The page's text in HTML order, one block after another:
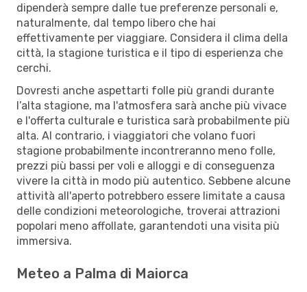
dipenderà sempre dalle tue preferenze personali e,
naturalmente, dal tempo libero che hai
effettivamente per viaggiare. Considera il clima della
città, la stagione turistica e il tipo di esperienza che
cerchi.
Dovresti anche aspettarti folle più grandi durante
l’alta stagione, ma l'atmosfera sarà anche più vivace
e l'offerta culturale e turistica sarà probabilmente più
alta. Al contrario, i viaggiatori che volano fuori
stagione probabilmente incontreranno meno folle,
prezzi più bassi per voli e alloggi e di conseguenza
vivere la città in modo più autentico. Sebbene alcune
attività all'aperto potrebbero essere limitate a causa
delle condizioni meteorologiche, troverai attrazioni
popolari meno affollate, garantendoti una visita più
immersiva.
Meteo a Palma di Maiorca